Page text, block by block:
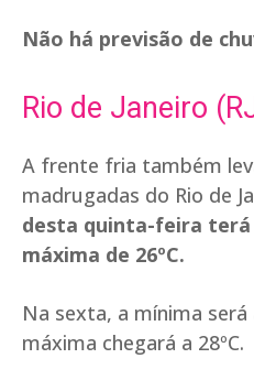
Não há previsão de
Rio de Janeiro
A frente fria também
madrugadas do Rio de
desta quinta-feira terá
máxima de 26ºC.
Na sexta, a mínima
máxima chegará a 28ºC.